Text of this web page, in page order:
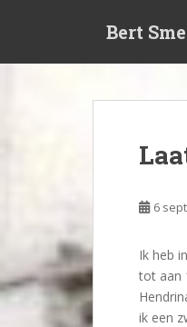
t
e
Bert
6
Ik heb
tot aan
ik een